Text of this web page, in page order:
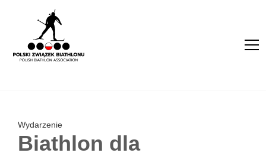
Wydarzenie
Biathlon dla